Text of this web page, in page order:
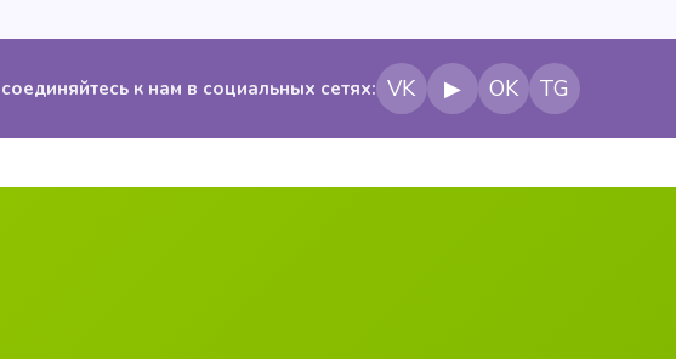
к нам в социальных сетях: VK ▶ OK TG